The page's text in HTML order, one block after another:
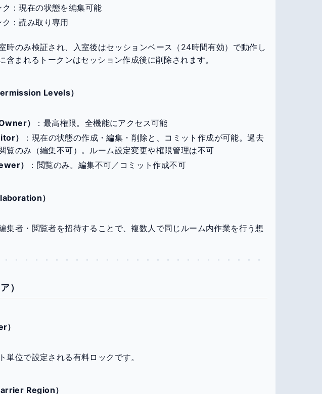
：現在の状態を編集可能
：読み取り専用
時のみ検証され、入室後はセッションベース（24時間有効）で動作し
含まれるトークンはセッション作成後に削除されます。
Levels）
）
：最高権限。全機能にアクセス可能
）
：現在の状態の作成・編集・削除と、コミット作成が可能。過去
覧のみ（編集不可）。ルーム設定変更や権限管理は不可
）
：閲覧のみ。編集不可／コミット作成不可
）
集者・閲覧者を招待することで、複数人で同じルーム内作業を行う想
）
）
単位で設定される有料ロックです。
Region）